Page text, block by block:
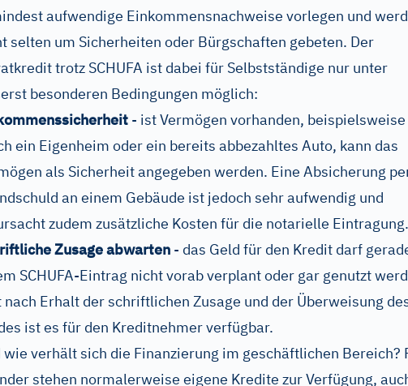
aufwendige Einkommensnachweise vorlegen und
selten um Sicherheiten oder Bürgschaften gebeten. Der
trotz SCHUFA ist dabei für Selbstständige nur unter
besonderen Bedingungen möglich:
- ist Vermögen vorhanden, beispielsweise
ein Eigenheim oder ein bereits abbezahltes Auto, kann das
als Sicherheit angegeben werden. Eine Absicherung
an einem Gebäude ist jedoch sehr aufwendig und
zudem zusätzliche Kosten für die notarielle Eintragung.
Zusage abwarten - das Geld für den Kredit darf
SCHUFA-Eintrag nicht vorab verplant oder gar genutzt
nach Erhalt der schriftlichen Zusage und der Überweisung
ist es für den Kreditnehmer verfügbar.
wie verhält sich die Finanzierung im geschäftlichen Bereich?
stehen normalerweise eigene Kredite zur Verfügung,